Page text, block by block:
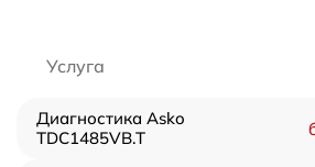
Услуга
Диагностика Asko
TDC1485VB.T